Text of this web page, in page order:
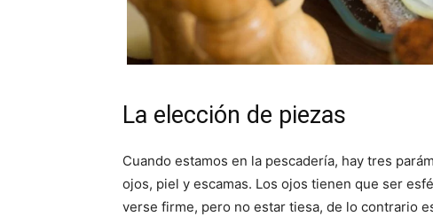
La elección de piezas
Cuando estamos en la pescadería, hay tres
ojos, piel y escamas. Los ojos tienen que ser
verse firme, pero no estar tiesa, de lo contrario